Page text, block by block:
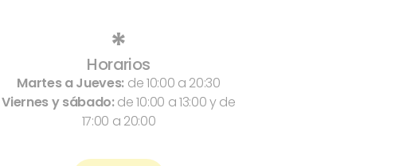
*
Horarios
Martes a Jueves: de 10:00 a 20:30
Viernes y sábado:de 10:00 a 13:00 y de
17:00 a 20:00